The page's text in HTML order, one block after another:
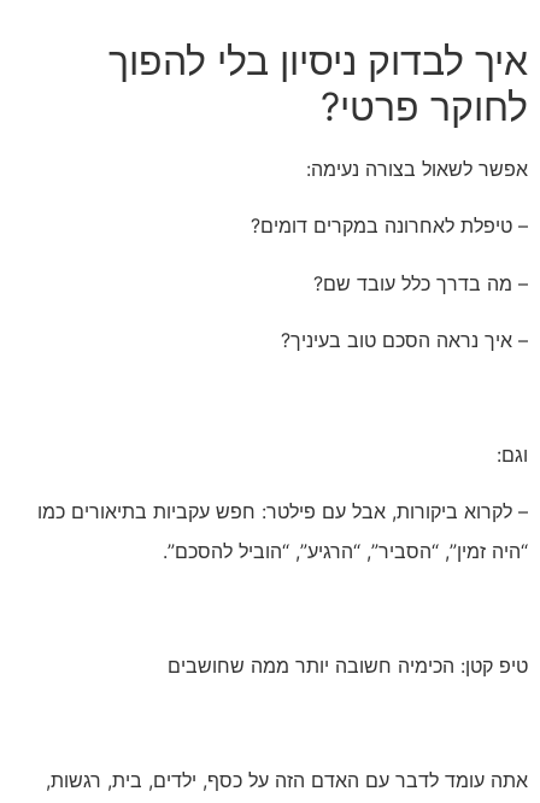
איך לבדוק ניסיון בלי להפוך
לחוקר פרטי?
אפשר לשאול בצורה נעימה:
– טיפלת לאחרונה במקרים דומים?
– מה בדרך כלל עובד שם?
– איך נראה הסכם טוב בעיניך?
וגם:
– לקרוא ביקורות, אבל עם פילטר: חפש עקביות בתיאורים כמו
“היה זמין”, “הסביר”, “הרגיע”, “הוביל להסכם”.
טיפ קטן: הכימיה חשובה יותר ממה שחושבים
אתה עומד לדבר עם האדם הזה על כסף, ילדים, בית, רגשות,